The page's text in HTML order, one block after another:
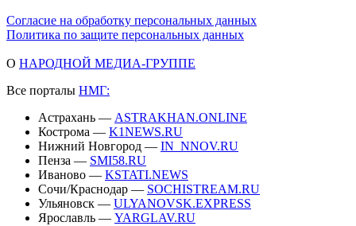
Согласие на обработку персональных данных
Политика по защите персональных данных
О НАРОДНОЙ МЕДИА-ГРУППЕ
Все порталы НМГ:
Астрахань — ASTRAKHAN.ONLINE
Кострома — K1NEWS.RU
Нижний Новгород — IN_NNOV.RU
Пенза — SMI58.RU
Иваново — KSTATI.NEWS
Сочи/Краснодар — SOCHISTREAM.RU
Ульяновск — ULYANOVSK.EXPRESS
Ярославль — YARGLAV.RU